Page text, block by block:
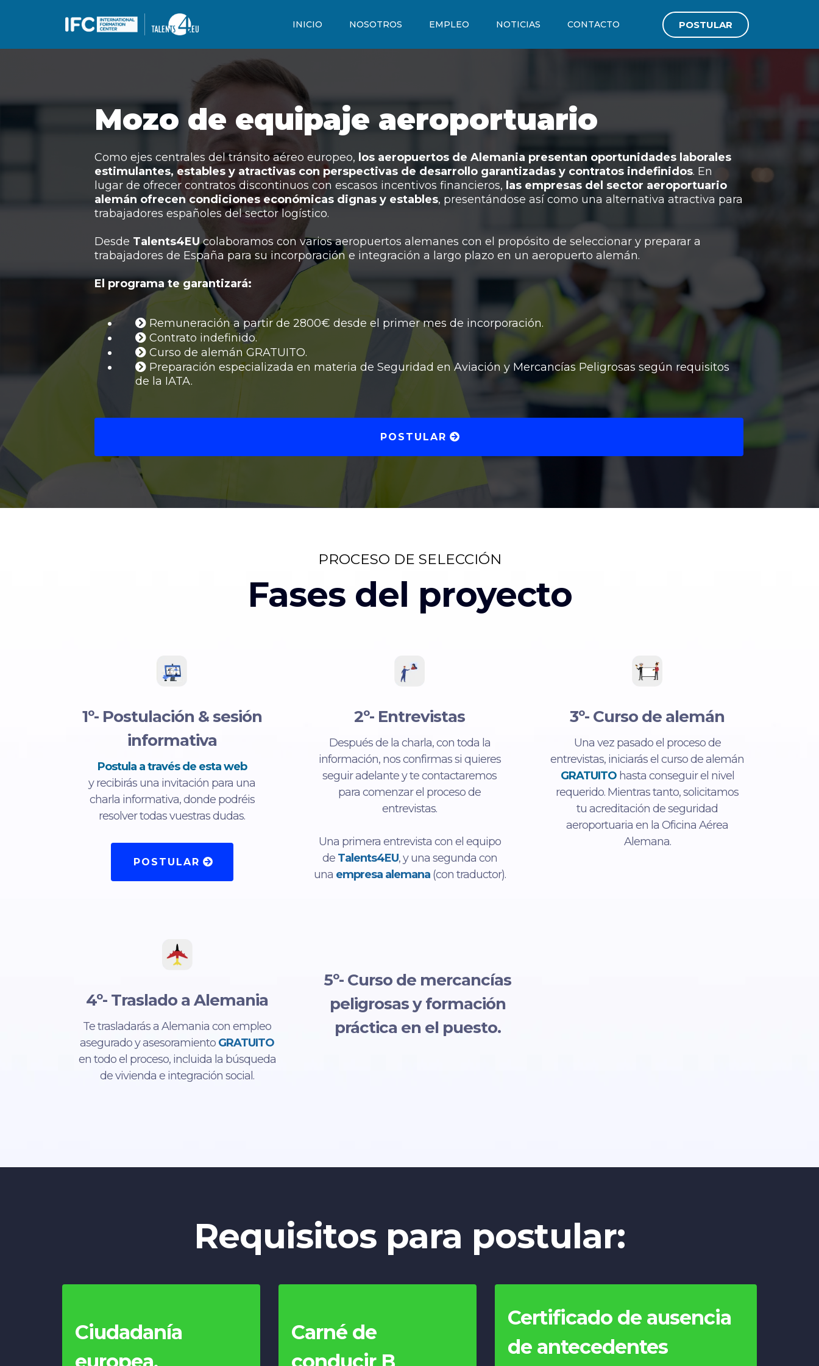
INICIO NOSOTROS EMPLEO NOTICIAS CONTACTO POSTULAR
Mozo de equipaje aeroportuario
Como ejes centrales del tránsito aéreo europeo, los aeropuertos de Alemania presentan oportunidades laborales
estimulantes, estables y atractivas con perspectivas de desarrollo garantizadas y contratos indefinidos. En
lugar de ofrecer contratos discontinuos con escasos incentivos financieros, las empresas del sector aeroportuario
alemán ofrecen condiciones económicas dignas y estables, presentándose así como una alternativa atractiva para
trabajadores españoles del sector logístico.
Desde Talents4EUcolaboramos con varios aeropuertos alemanes con el propósito de seleccionar y preparar a
trabajadores de España para su incorporación e integración a largo plazo en un aeropuerto alemán.
El programa te garantizará:
Remuneración a partir de 2800€ desde el primer mes de incorporación.
Contrato indefinido.
Curso de alemán GRATUITO.
Preparación especializada en materia de Seguridad en Aviación y Mercancías Peligrosas según requisitos
de la IATA.
POSTULAR
PROCESO DE SELECCIÓN
Fases del proyecto
1º- Postulación & sesión
informativa
Postula a través de esta web
y recibirás una invitación para una
charla informativa, donde podréis
resolver todas vuestras dudas.
POSTULAR
2º- Entrevistas
Después de la charla, con toda la
información, nos confirmas si quieres
seguir adelante y te contactaremos
para comenzar el proceso de
entrevistas.
Una primera entrevista con el equipo
de Talents4EU, y una segunda con
una empresa alemana(con traductor).
3º- Curso de alemán
Una vez pasado el proceso de
entrevistas, iniciarás el curso de alemán
GRATUITOhasta conseguir el nivel
requerido. Mientras tanto, solicitamos
tu acreditación de seguridad
aeroportuaria en la Oficina Aérea
Alemana.
4º- Traslado a Alemania
Te trasladarás a Alemania con empleo
asegurado y asesoramiento GRATUITO
en todo el proceso, incluida la búsqueda
de vivienda e integración social.
5º- Curso de mercancías
peligrosas y formación
práctica en el puesto.
Requisitos para postular:
Ciudadanía
Carné de
Certificado de ausencia
de antecedentes